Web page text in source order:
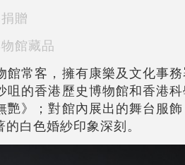
贈
館藏品
常客，擁有康樂及文化事務
的香港歷史博物館和香港科
》；對館內展出的舞台服
白色婚紗印象深刻。